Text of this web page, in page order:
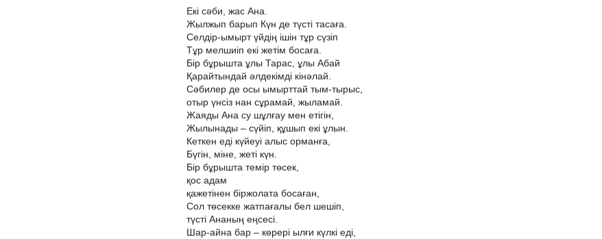
Екі сәби, жас Ана.
Жылжып барып Күн де түсті тасаға.
Селдір-ымырт үйдің ішін тұр сүзіп
Тұр мелшиіп екі жетім босаға.
Бір бұрышта ұлы Тарас, ұлы Абай
Қарайтындай әлдекімді кінәлай.
Сәбилер де осы ымырттай тым-тырыс,
отыр үнсіз нан сұрамай, жыламай.
Жаяды Ана су шұлғау мен етігін,
Жылынады – сүйіп, құшып екі ұлын.
Кеткен еді күйеуі алыс орманға,
Бүгін, міне, жеті күн.
Бір бұрышта темір төсек,
қос адам
қажетінен біржолата босаған,
Сол төсекке жатпағалы бел шешіп,
түсті Ананың еңсесі.
Шар-айна бар – көрері ылғи күлкі еді,